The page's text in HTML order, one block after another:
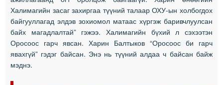
Халимагийн засаг захиргаа түүний талаар ОХУ-ын холбогдох
байгууллагад элдэв зохиомол матаас хүргэж баривчлуулсан
байх магадлалтай” гэжээ. Халимагийн бүхий л сэхээтэн
Оросоос гарч явсан. Харин Балтыков “Оросоос би гарч
явахгүй” гэдэг байсан. Энэ нь түүний алдаа ч байсан байж
мэднэ.